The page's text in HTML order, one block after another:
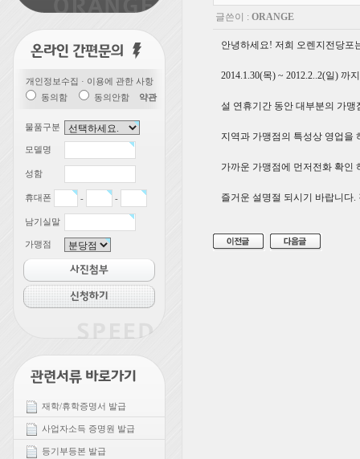
개인정보수집 · 이용에 관한 사항
동의함
동의안함 약관
물품구분
모델명
성함
휴대폰 - -
남기실말
가맹점
재학/휴학증명서 발급
사업자소득 증명원 발급
등기부등본 발급
글쓴이 : ORANGE
안녕하세요! 저희 오렌지전당포
2014.1.30(목) ~ 2012.2..2(일) 까
설 연휴기간 동안 대부분의 가
지역과 가맹점의 특성상 영업을
가까운 가맹점에 먼저전화 확인
즐거운 설명절 되시기 바랍니다.